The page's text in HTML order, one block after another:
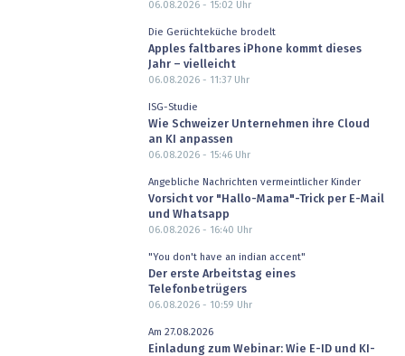
06.08.2026 - 15:02 Uhr
Die Gerüchteküche brodelt
Apples faltbares iPhone kommt dieses
Jahr – vielleicht
06.08.2026 - 11:37Uhr
ISG-Studie
Wie Schweizer Unternehmen ihre Cloud
an KI anpassen
06.08.2026 - 15:46Uhr
Angebliche Nachrichten vermeintlicher Kinder
Vorsicht vor "Hallo-Mama"-Trick per E-Mail
und Whatsapp
06.08.2026 - 16:40 Uhr
"You don't have an indian accent"
Der erste Arbeitstag eines
Telefonbetrügers
06.08.2026 - 10:59 Uhr
Am 27.08.2026
Einladung zum Webinar: Wie E-ID und KI-